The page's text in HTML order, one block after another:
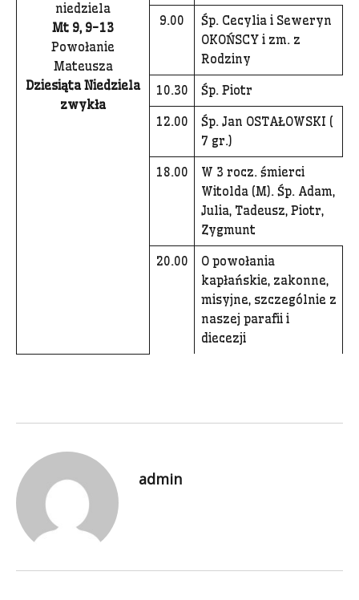
niedziela
Mt 9, 9-13
Powołanie
Mateusza
Dziesiąta Niedziela
zwykła
9.00
Śp. Cecylia i Seweryn
OKOŃSCY i zm. z
Rodziny
10.30 Śp. Piotr
12.00
Śp. Jan OSTAŁOWSKI (
7 gr.)
18.00
W 3 rocz. śmierci
Witolda (M). Śp. Adam,
Julia, Tadeusz, Piotr,
Zygmunt
20.00
O powołania
kapłańskie, zakonne,
misyjne, szczególnie z
naszej parafii i
diecezji
admin